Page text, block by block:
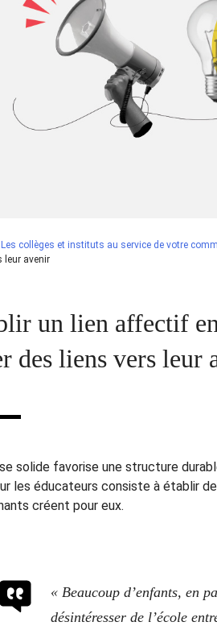
Les collèges et instituts au service de votre
leur avenir
un lien affectif
des liens vers leur
solide favorise une structure
les éducateurs consiste à établir
créent pour eux.
« Beaucoup d’enfants, en
désintéresser de l’école